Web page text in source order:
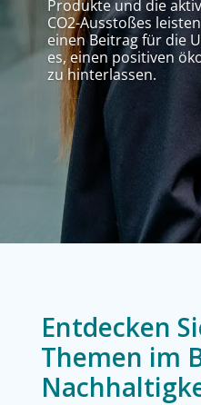
Produkte und die
CO2-Ausstoßes
einen Beitrag für die
es, einen positiven
zu hinterlassen.
Entdecken
Themen im